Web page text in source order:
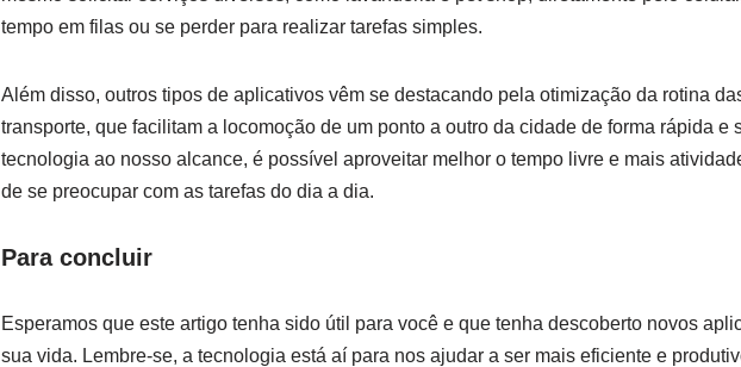
tempo em filas ou se perder ⁤para realizar tarefas simples.
Além disso, outros tipos de aplicativos vêm se destacando pela⁢ otimização da rotina
transporte, que facilitam​ a locomoção de⁣ um ponto⁣ a outro da cidade de forma rápida e
tecnologia ao nosso alcance, é possível aproveitar melhor o tempo ⁣livre⁣ e mais
de se preocupar com as​ tarefas do dia⁤ a ‌dia.
Para concluir
Esperamos ⁢que este artigo tenha sido útil para você e que tenha descoberto novos
sua vida. Lembre-se, a tecnologia ​está aí para nos ajudar a ser mais eficiente e